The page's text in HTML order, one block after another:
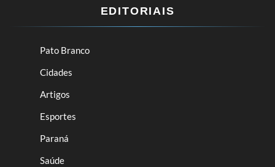
EDITORIAIS
Pato Branco
Cidades
Artigos
Esportes
Paraná
Saúde